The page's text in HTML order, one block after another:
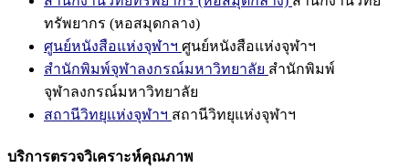
ทรัพยากร (หอสมุดกลาง)
ศูนย์หนังสือแห่งจุฬาฯ ศูนย์หนังสือแห่งจุฬาฯ
สำนักพิมพ์จุฬาลงกรณ์มหาวิทยาลัย สำนักพิมพ์
จุฬาลงกรณ์มหาวิทยาลัย
สถานีวิทยุแห่งจุฬาฯ สถานีวิทยุแห่งจุฬาฯ
บริการตรวจวิเคราะห์คุณภาพ